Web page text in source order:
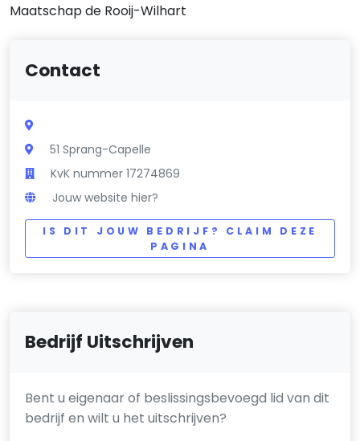
Maatschap de Rooij-Wilhart
Contact
51 Sprang-Capelle
KvK nummer 17274869
Jouw website hier?
IS DIT JOUW BEDRIJF? CLAIM DEZE
PAGINA
Bedrijf Uitschrijven
Bent u eigenaar of beslissingsbevoegd lid van dit
bedrijf en wilt u het uitschrijven?